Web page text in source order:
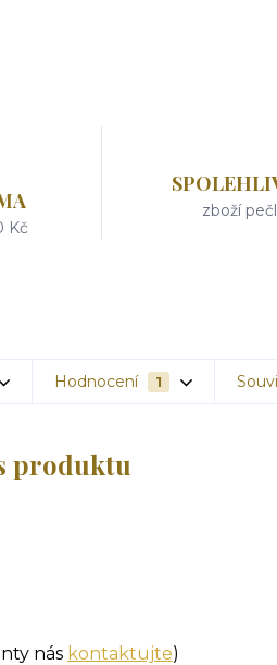
Kč
zboží
Hodnocení 1
produktu
nás kontaktujte)